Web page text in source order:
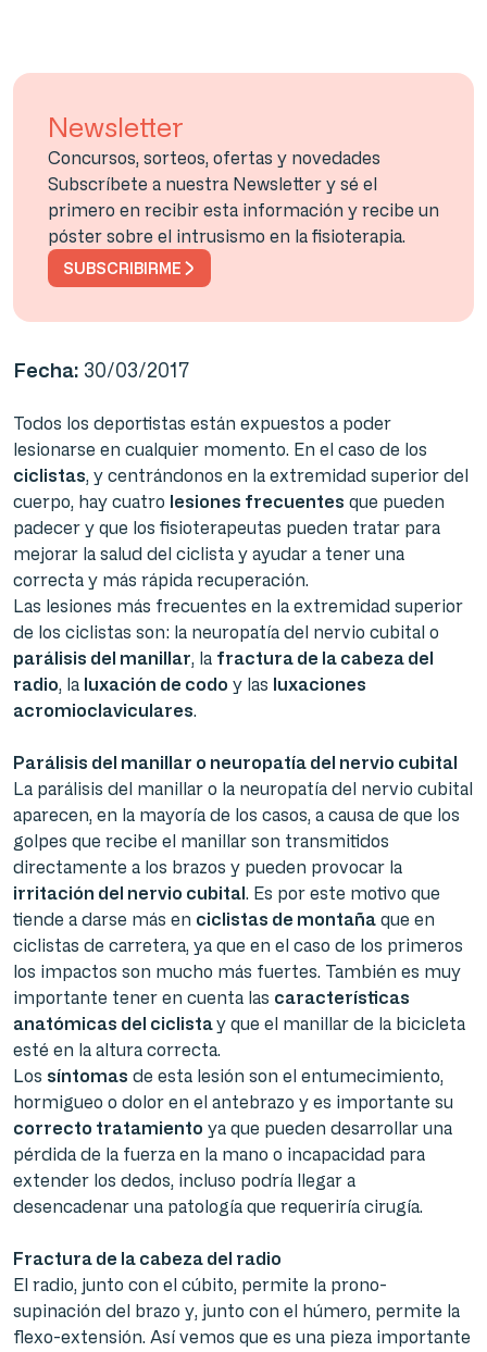
Newsletter
Concursos, sorteos, ofertas y novedades
Subscríbete a nuestra Newsletter y sé el
primero en recibir esta información y recibe un
póster sobre el intrusismo en la fisioterapia.
SUBSCRIBIRME
Fecha: 30/03/2017
Todos los deportistas están expuestos a poder
lesionarse en cualquier momento. En el caso de los
ciclistas, y centrándonos en la extremidad superior del
cuerpo, hay cuatro lesiones frecuentes que pueden
padecer y que los fisioterapeutas pueden tratar para
mejorar la salud del ciclista y ayudar a tener una
correcta y más rápida recuperación.
Las lesiones más frecuentes en la extremidad superior
de los ciclistas son: la neuropatía del nervio cubital o
parálisis del manillar, la fractura de la cabeza del
radio, la luxación de codo y las luxaciones
acromioclaviculares.
Parálisis del manillar o neuropatía del nervio cubital
La parálisis del manillar o la neuropatía del nervio cubital
aparecen, en la mayoría de los casos, a causa de que los
golpes que recibe el manillar son transmitidos
directamente a los brazos y pueden provocar la
irritación del nervio cubital. Es por este motivo que
tiende a darse más en ciclistas de montaña que en
ciclistas de carretera, ya que en el caso de los primeros
los impactos son mucho más fuertes. También es muy
importante tener en cuenta las características
anatómicas del ciclistay que el manillar de la bicicleta
esté en la altura correcta.
Los síntomas de esta lesión son el entumecimiento,
hormigueo o dolor en el antebrazo y es importante su
correcto tratamiento ya que pueden desarrollar una
pérdida de la fuerza en la mano o incapacidad para
extender los dedos, incluso podría llegar a
desencadenar una patología que requeriría cirugía.
Fractura de la cabeza del radio
El radio, junto con el cúbito, permite la prono-
supinación del brazo y, junto con el húmero, permite la
flexo-extensión. Así vemos que es una pieza importante